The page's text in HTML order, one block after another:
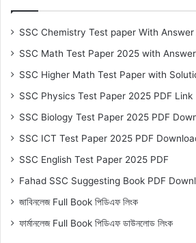
SSC Chemistry Test paper With
SSC Math Test Paper 2025 with
SSC Higher Math Test Paper with
SSC Physics Test Paper 2025 PDF Link
SSC Biology Test Paper 2025 PDF
SSC ICT Test Paper 2025 PDF
SSC English Test Paper 2025 PDF
Fahad SSC Suggesting Book PDF
জাবিনলেজ Full Book পিডিএফ লিংক
ফার্মানলেজ Full Book পিডিএফ ডাউনলোড লিংক